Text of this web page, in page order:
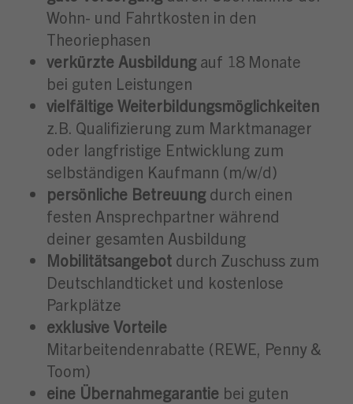
Wohn- und Fahrtkosten in den
Theoriephasen
verkürzte Ausbildung auf 18 Monate
bei guten Leistungen
vielfältige Weiterbildungsmöglichkeiten
z.B. Qualifizierung zum Marktmanager
oder langfristige Entwicklung zum
selbständigen Kaufmann (m/w/d)
persönliche Betreuungdurch einen
festen Ansprechpartner während
deiner gesamten Ausbildung
Mobilitätsangebot durch Zuschuss zum
Deutschlandticket und kostenlose
Parkplätze
exklusive Vorteile
Mitarbeitendenrabatte (REWE, Penny &
Toom)
eine Übernahmegarantie bei guten